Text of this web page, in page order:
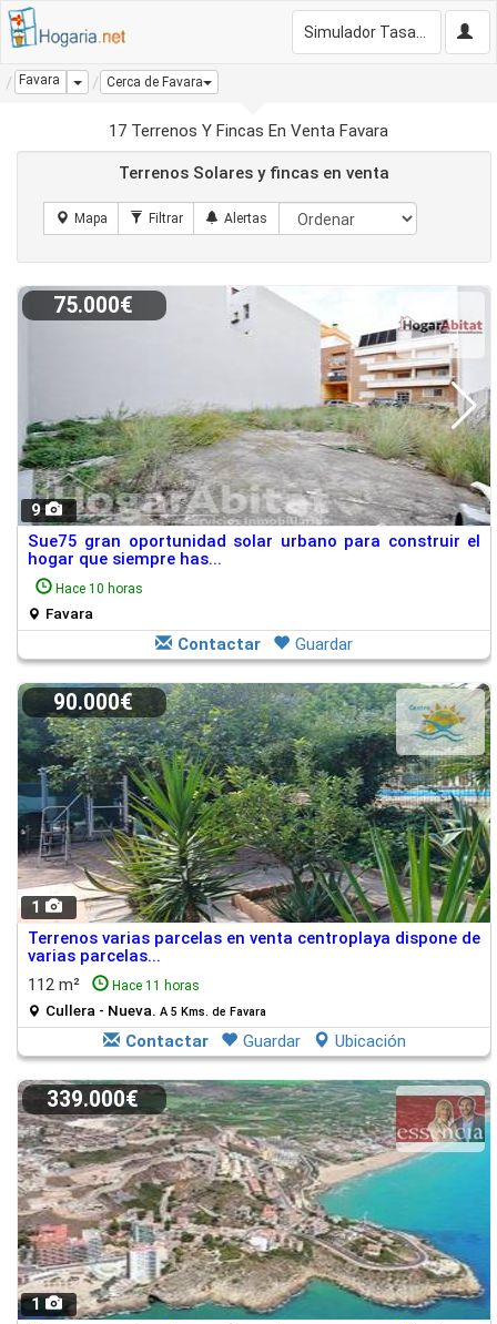
Favara Dropdown
Cerca de Favara
17 Terrenos Y Fincas En Venta Favara
Terrenos Solares y fincas en venta
9
75.000€
Sue75 gran oportunidad solar urbano para construir el
hogar que siempre has...
Hace 10 horas
Favara
Contactar Guardar
1
90.000€
Terrenos varias parcelas en venta centroplaya dispone de
varias parcelas...
112 m²
Hace 11 horas
Cullera - Nueva. A 5 Kms. de Favara
Contactar Guardar Ubicación
1
339.000€